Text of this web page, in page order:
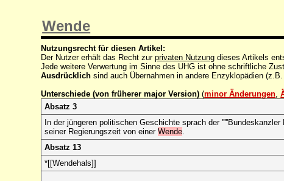
Wende
Nutzungsrecht für diesen Artikel:
Der Nutzer erhält das Recht zurprivaten Nutzung dieses Artikels
Jede weitere Verwertung im Sinne des UHG ist ohne schriftliche
Ausdrücklich sind auch Übernahmen in andere Enzyklopädien
Unterschiede (von früherer major Version) (minor Änderungen ,
Absatz 3
In der jüngeren politischen Geschichte sprach der
seiner Regierungszeit von einerWende
Absatz 13
*[[Wendehals]]